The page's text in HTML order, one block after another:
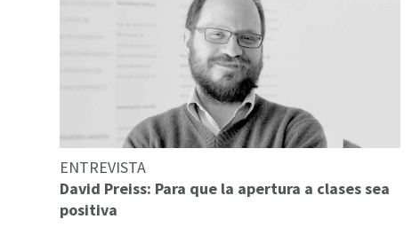
ENTREVISTA
David Preiss: Para que la apertura a clases sea
positiva